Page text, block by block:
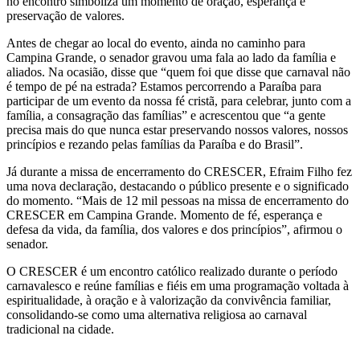
preservação de valores.
Antes de chegar ao local do evento, ainda no caminho para
Campina Grande, o senador gravou uma fala ao lado da família e
aliados. Na ocasião, disse que “quem foi que disse que carnaval não
é tempo de pé na estrada? Estamos percorrendo a Paraíba para
participar de um evento da nossa fé cristã, para celebrar, junto com a
família, a consagração das famílias” e acrescentou que “a gente
precisa mais do que nunca estar preservando nossos valores, nossos
princípios e rezando pelas famílias da Paraíba e do Brasil”.
Já durante a missa de encerramento do CRESCER, Efraim Filho fez
uma nova declaração, destacando o público presente e o significado
do momento. “Mais de 12 mil pessoas na missa de encerramento do
CRESCER em Campina Grande. Momento de fé, esperança e
defesa da vida, da família, dos valores e dos princípios”, afirmou o
senador.
O CRESCER é um encontro católico realizado durante o período
carnavalesco e reúne famílias e fiéis em uma programação voltada à
espiritualidade, à oração e à valorização da convivência familiar,
consolidando-se como uma alternativa religiosa ao carnaval
tradicional na cidade.